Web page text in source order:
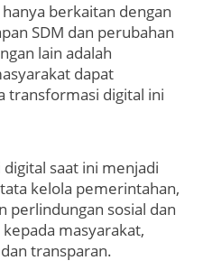
berkaitan dengan
SDM dan perubahan
lain adalah
dapat
transformasi digital ini
saat ini menjadi
kelola pemerintahan,
perlindungan sosial dan
masyarakat,
transparan.